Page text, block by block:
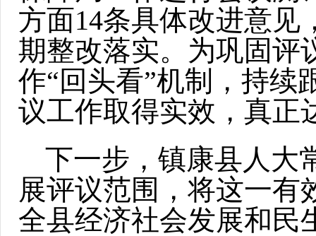
方面14条具体改进意见
期整改落实。为巩固评
作“回头看”机制，持续
议工作取得实效，真正
下一步，镇康县人大
展评议范围，将这一有
全县经济社会发展和民